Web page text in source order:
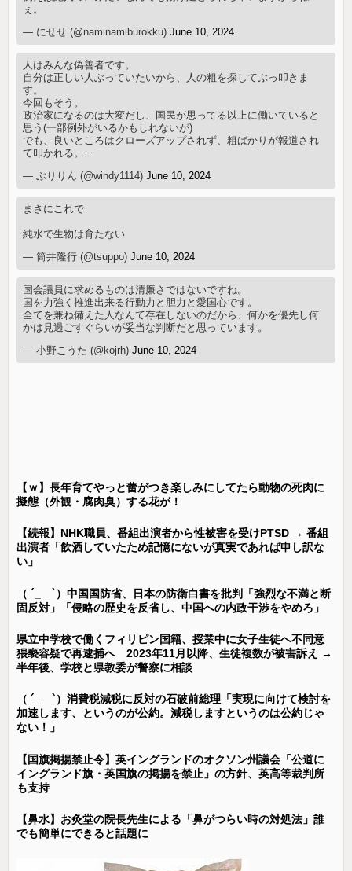
ぇ。
— にせせ (@naminamiburokku)June 10, 2024
人はみんな偽善者です。
自分は正しい人ぶっていたいから、人の粗を探してぶっ叩きま
す。
今回もそう。
政治家になるのは大変だし、国民が思ってる以上に働いていると
思う(一部例外がいるかもしれないが)
でも、良いところはクローズアップされず、粗ばかりが報道され
て叩かれる。…
— ぶりりん (@windy1114)June 10, 2024
まさにこれで
純水で生物は育たない
— 筒井隆行 (@tsuppo)June 10, 2024
国会議員に求めるものは清廉さではないですね。
国を力強く推進出来る行動力と胆力と愛国心です。
全てを兼ね備えた人なんて存在しないのだから、何かを優先し何
かは見過ごすぐらいが妥当な判断だと思っています。
— 小野こうた (@kojrh)June 10, 2024
【ｗ】長年育てやっと蕾がつき楽しみにしてたら動物の死肉に
擬態（外観・腐肉臭）する花が！
【続報】NHK職員、番組出演者から性被害を受けPTSD → 番組
出演者「飲酒していたため記憶にないが真実であれば申し訳な
い」
（ ´_ゝ`）中国国防省、日本の防衛白書を批判「強烈な不満と断
固反対」「侵略の歴史を反省し、中国への内政干渉をやめろ」
県立中学校で働くフィリピン国籍、授業中に女子生徒へ不同意
猥褻容疑で再逮捕へ 2023年11月以降、生徒複数が被害訴え →
半年後、学校と県教委が警察に相談
（ ´_ゝ`）消費税減税に反対の石破前総理「実現に向けて検討を
加速します、というのが公約。減税しますというのは公約じゃ
ない！」
【国旗掲揚禁止令】英イングランドのオクソン州議会「公道に
イングランド旗・英国旗の掲揚を禁止」の方針、英高等裁判所
も支持
【鼻水】お灸堂の院長先生による「鼻がつらい時の対処法」誰
でも簡単にできると話題に